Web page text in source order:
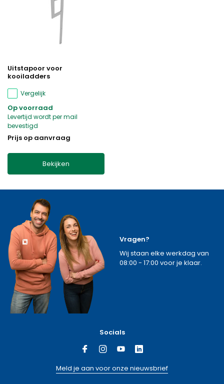
Uitstapoor voor
kooiladders
Vergelijk
Op voorraad
Levertijd wordt per mail
bevestigd
Prijs op aanvraag
Bekijken
Vragen?
Wij staan elke werkdag van
08:00 - 17:00 voor je klaar.
Socials
Meld je aan voor onze nieuwsbrief